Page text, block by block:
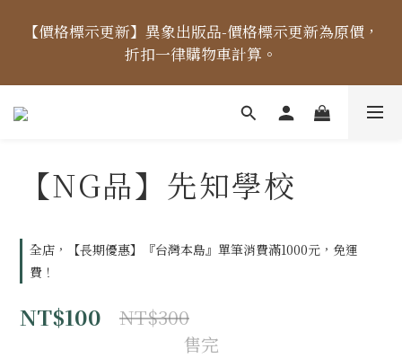
【價格標示更新】異象出版品-價格標示更新為原價，
折扣一律購物車計算。
【價格標示更新】異象出版品-價格標示更新為原價，
折扣一律購物車計算。
【出貨時間】04/14起，每周二、四、五出貨 (國定假
日除外) ，出貨日當天「中午12點前未完成付款」之訂
折扣一律購物車計算。
【NG品】先知學校
全店，【長期優惠】『台灣本島』單筆消費滿1000元，免運
費！
NT$100
NT$300
售完